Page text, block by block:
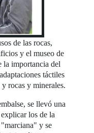
de las rocas,
y el museo de
la importancia del
táctiles
rocas y minerales.
se llevó una
los de la
"marciana" y se